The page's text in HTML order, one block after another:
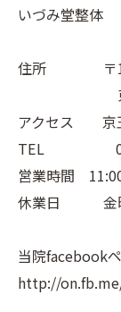
いづみ堂整体
住所 〒
東京都調
アクセス 京
TEL 03-
営業時間
休業日 金
当院facebook
http://